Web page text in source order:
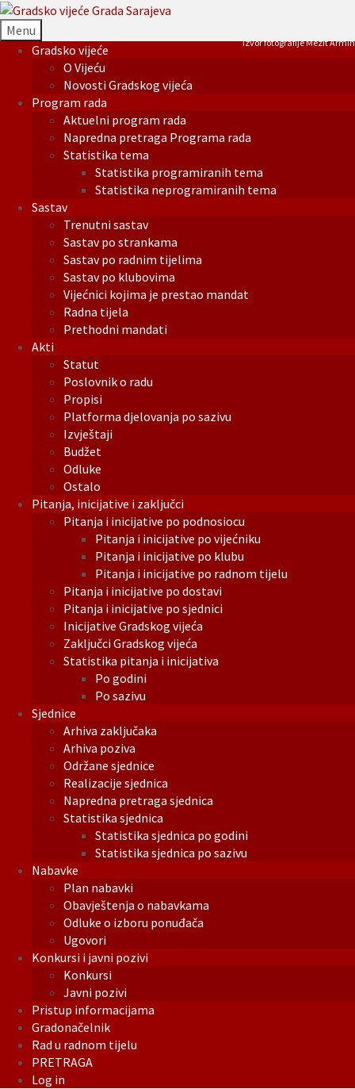
Menu
Gradsko vijeće
O Vijeću
Novosti Gradskog vijeća
Program rada
Aktuelni program rada
Napredna pretraga Programa rada
Statistika tema
Statistika programiranih tema
Statistika neprogramiranih tema
Sastav
Trenutni sastav
Sastav po strankama
Sastav po radnim tijelima
Sastav po klubovima
Vijećnici kojima je prestao mandat
Radna tijela
Prethodni mandati
Akti
Statut
Poslovnik o radu
Propisi
Platforma djelovanja po sazivu
Izvještaji
Budžet
Odluke
Ostalo
Pitanja, inicijative i zaključci
Pitanja i inicijative po podnosiocu
Pitanja i inicijative po vijećniku
Pitanja i inicijative po klubu
Pitanja i inicijative po radnom tijelu
Pitanja i inicijative po dostavi
Pitanja i inicijative po sjednici
Inicijative Gradskog vijeća
Zaključci Gradskog vijeća
Statistika pitanja i inicijativa
Po godini
Po sazivu
Sjednice
Arhiva zaključaka
Arhiva poziva
Održane sjednice
Realizacije sjednica
Napredna pretraga sjednica
Statistika sjednica
Statistika sjednica po godini
Statistika sjednica po sazivu
Nabavke
Plan nabavki
Obavještenja o nabavkama
Odluke o izboru ponuđača
Ugovori
Konkursi i javni pozivi
Konkursi
Javni pozivi
Pristup informacijama
Gradonačelnik
Rad u radnom tijelu
PRETRAGA
Log in
Izvor fotografije Mezit Armin